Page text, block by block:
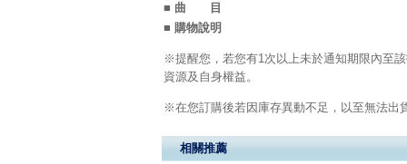
■ 曲 目
■ 購物說明
※提醒您，若您有1次以上未於通知期限內至
資源及自身權益。
※在您訂購後若因庫存異動不足，以至無法出
相關推薦